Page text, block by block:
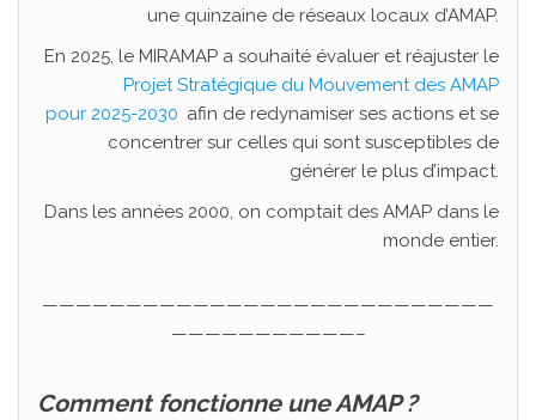
une quinzaine de réseaux locaux d’AMAP.
En 2025, le MIRAMAP a souhaité évaluer et réajuster le
Projet Stratégique du Mouvement des AMAP
pour 2025-2030 afin de redynamiser ses actions et se
concentrer sur celles qui sont susceptibles de
générer le plus d’impact.
Dans les années 2000, on comptait des AMAP dans le
monde entier.
———————————————————————————
———————————–
Comment fonctionne une AMAP ?